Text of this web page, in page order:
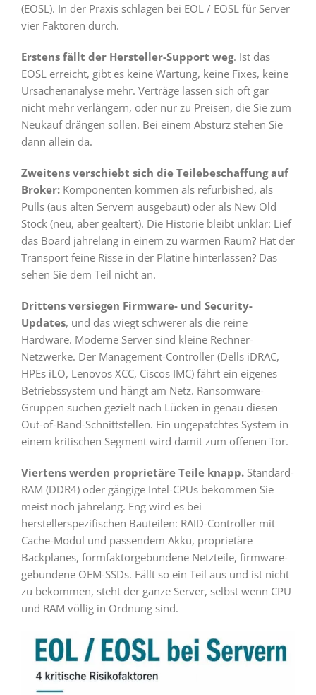
(EOSL). In der Praxis schlagen bei EOL / EOSL für Server
vier Faktoren durch.
Erstens fällt der Hersteller-Support weg. Ist das
EOSL erreicht, gibt es keine Wartung, keine Fixes, keine
Ursachenanalyse mehr. Verträge lassen sich oft gar
nicht mehr verlängern, oder nur zu Preisen, die Sie zum
Neukauf drängen sollen. Bei einem Absturz stehen Sie
dann allein da.
Zweitens verschiebt sich die Teilebeschaffung auf
Broker: Komponenten kommen als refurbished, als
Pulls (aus alten Servern ausgebaut) oder als New Old
Stock (neu, aber gealtert). Die Historie bleibt unklar: Lief
das Board jahrelang in einem zu warmen Raum? Hat der
Transport feine Risse in der Platine hinterlassen? Das
sehen Sie dem Teil nicht an.
Drittens versiegen Firmware- und Security-
Updates, und das wiegt schwerer als die reine
Hardware. Moderne Server sind kleine Rechner-
Netzwerke. Der Management-Controller (Dells iDRAC,
HPEs iLO, Lenovos XCC, Ciscos IMC) fährt ein eigenes
Betriebssystem und hängt am Netz. Ransomware-
Gruppen suchen gezielt nach Lücken in genau diesen
Out-of-Band-Schnittstellen. Ein ungepatchtes System in
einem kritischen Segment wird damit zum offenen Tor.
Viertens werden proprietäre Teile knapp.Standard-
RAM (DDR4) oder gängige Intel-CPUs bekommen Sie
meist noch jahrelang. Eng wird es bei
herstellerspezifischen Bauteilen: RAID-Controller mit
Cache-Modul und passendem Akku, proprietäre
Backplanes, formfaktorgebundene Netzteile, firmware-
gebundene OEM-SSDs. Fällt so ein Teil aus und ist nicht
zu bekommen, steht der ganze Server, selbst wenn CPU
und RAM völlig in Ordnung sind.